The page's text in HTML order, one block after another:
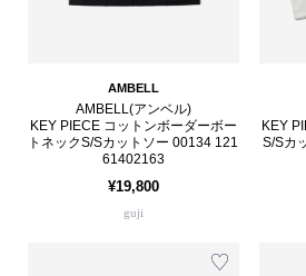
AMBELL
AMBELL(アンベル)
KEY PIECE コットンボーダーボー
トネックS/Sカットソー 00134 121
61402163
¥19,800
guji
KEY
S/Sカ